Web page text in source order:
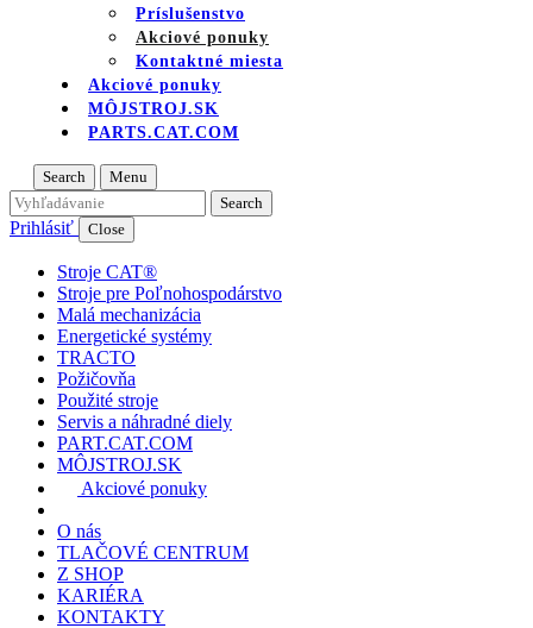
Príslušenstvo
Akciové ponuky
Kontaktné miesta
Akciové ponuky
MÔJSTROJ.SK
PARTS.CAT.COM
Search Menu
Prihlásiť Close
Stroje CAT®
Stroje pre Poľnohospodárstvo
Malá mechanizácia
Energetické systémy
TRACTO
Požičovňa
Použité stroje
Servis a náhradné diely
PART.CAT.COM
MÔJSTROJ.SK
Akciové ponuky
O nás
TLAČOVÉ CENTRUM
Z SHOP
KARIÉRA
KONTAKTY